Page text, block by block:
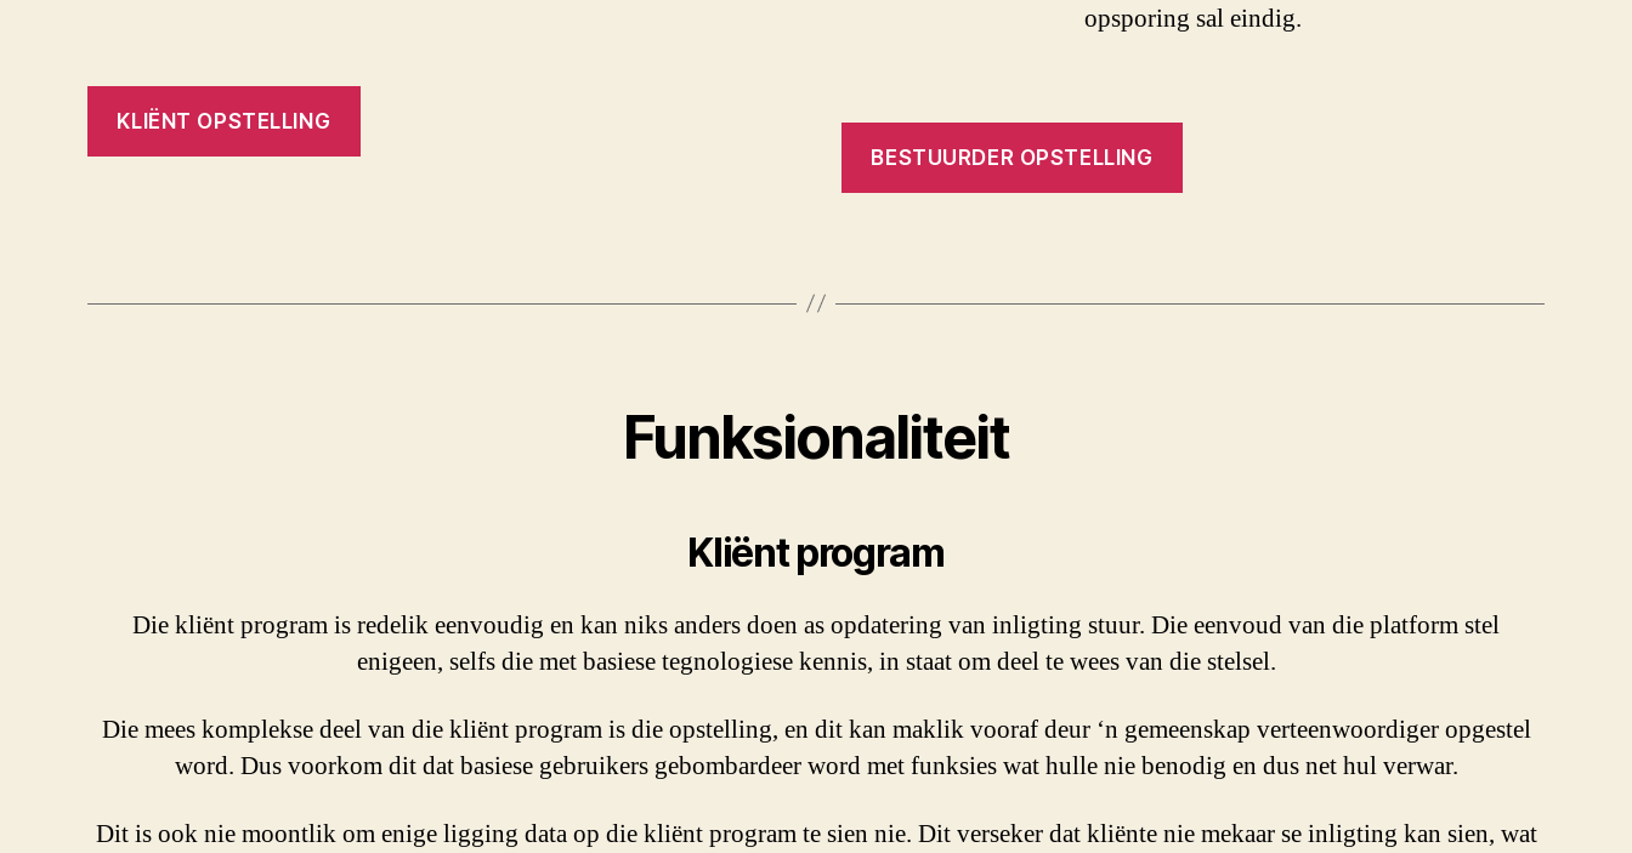
KLIËNT OPSTELLING
opsporing sal eindig.
BESTUURDER OPSTELLING
Funksionaliteit
Kliënt program
Die kliënt program is redelik eenvoudig en kan niks anders doen as opdatering van inligting stuur. Die eenvoud van die platform stel
enigeen, selfs die met basiese tegnologiese kennis, in staat om deel te wees van die stelsel.
Die mees komplekse deel van die kliënt program is die opstelling, en dit kan maklik vooraf deur ‘n gemeenskap verteenwoordiger opgestel
word. Dus voorkom dit dat basiese gebruikers gebombardeer word met funksies wat hulle nie benodig en dus net hul verwar.
Dit is ook nie moontlik om enige ligging data op die kliënt program te sien nie. Dit verseker dat kliënte nie mekaar se inligting kan sien, wat